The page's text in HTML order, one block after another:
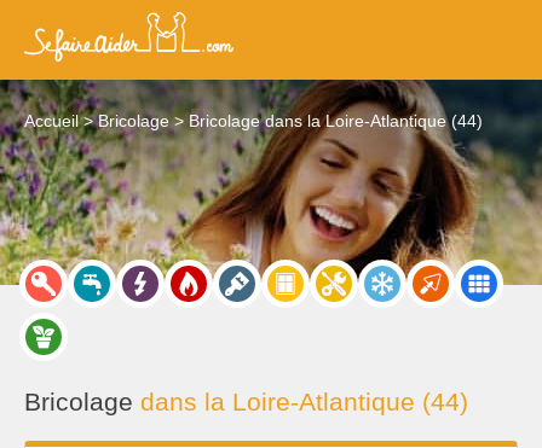
Accueil Bricolage Bricolage dans la Loire-Atlantique (44)
Bricolage dans la Loire-Atlantique (44)